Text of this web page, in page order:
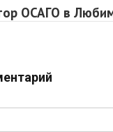
ОСАГО в